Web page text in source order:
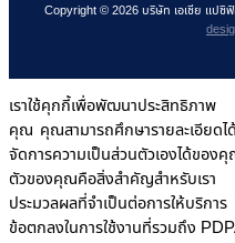
Copyright © 2026 บริษัท เอเซีย แปซิ
เราใช้คุกกี้เพื่อพัฒนาประสิทธิภาพ
คุณ คุณสามารถศึกษารายละเอียดไ
จัดการความเป็นส่วนตัวเองได้ของ
ตัวของคุณคือสิ่งสำคัญสำหรับเรา
ประมวลผลที่จำเป็นต่อการให้บริก
ข้อตกลงในการใช้งานที่รวมถึง